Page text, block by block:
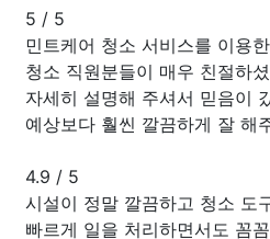
5 / 5
민트케어 청소 서비스를 이용
청소 직원분들이 매우 친절하
자세히 설명해 주셔서 믿음이
예상보다 훨씬 깔끔하게 잘 해
4.9 / 5
시설이 정말 깔끔하고 청소 도
빠르게 일을 처리하면서도 꼼